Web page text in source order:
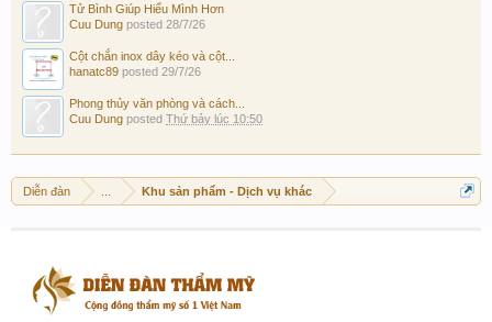
Tử Bình Giúp Hiểu Mình Hơn
Cuu Dung posted 28/7/26
Cột chắn inox dây kéo và cột...
hanatc89 posted 29/7/26
Phong thủy văn phòng và cách...
Cuu Dung posted Thứ bảy lúc 10:50
Diễn đàn Khu sản phẩm - Dịch vụ khác